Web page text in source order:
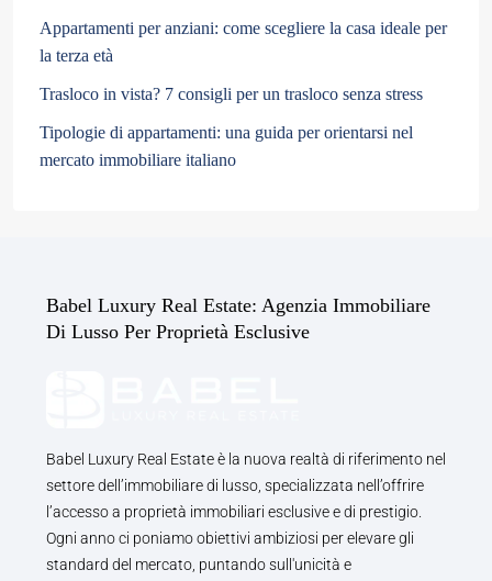
Appartamenti per anziani: come scegliere la casa ideale per
la terza età
Trasloco in vista? 7 consigli per un trasloco senza stress
Tipologie di appartamenti: una guida per orientarsi nel
mercato immobiliare italiano
Babel Luxury Real Estate: Agenzia Immobiliare
Di Lusso Per Proprietà Esclusive
Babel Luxury Real Estate è la nuova realtà di riferimento nel
settore dell’immobiliare di lusso, specializzata nell’offrire
l’accesso a proprietà immobiliari esclusive e di prestigio.
Ogni anno ci poniamo obiettivi ambiziosi per elevare gli
standard del mercato, puntando sull'unicità e